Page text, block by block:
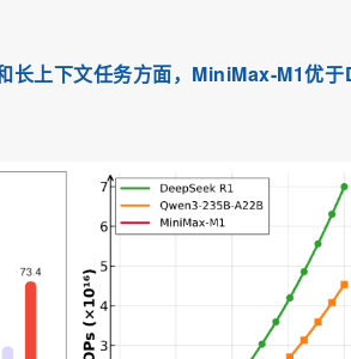
长上下文任务方面，MiniMax-M1优于